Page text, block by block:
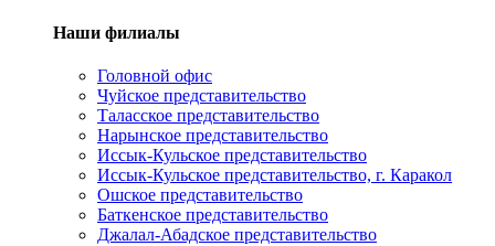
Наши филиалы
Головной офис
Чуйское представительство
Таласское представительство
Нарынское представительство
Иссык-Кульское представительство
Иссык-Кульское представительство, г. Каракол
Ошское представительство
Баткенское представительство
Джалал-Абадское представительство